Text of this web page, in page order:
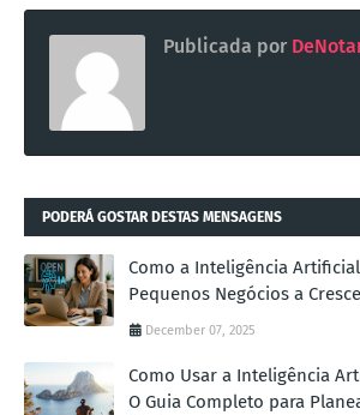
Publicada por
PODERÁ GOSTAR DESTAS MENSAGENS
Como a Inteligência
Pequenos Negócios a
December 07, 2025
Como Usar a Inteligência
O Guia Completo para